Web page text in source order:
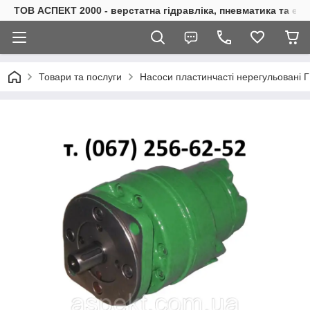
ТОВ АСПЕКТ 2000 - верстатна гідравліка, пневматика та
Товари та послуги Насоси пластинчасті нерегульовані